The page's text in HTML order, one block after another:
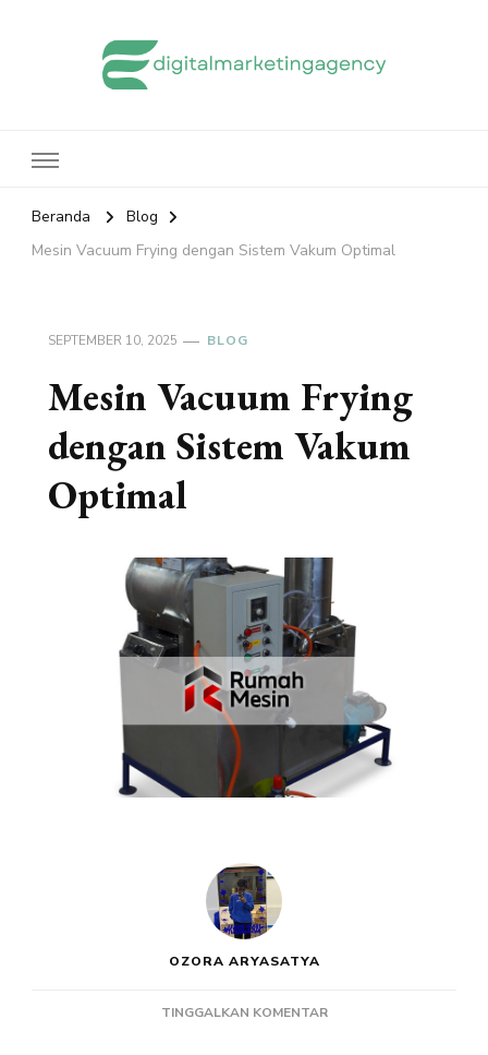
Beranda
Blog
Mesin Vacuum Frying dengan Sistem Vakum Optimal
SEPTEMBER 10, 2025 BLOG
Mesin Vacuum Frying
dengan Sistem Vakum
Optimal
OZORA ARYASATYA
TINGGALKAN KOMENTARPADA